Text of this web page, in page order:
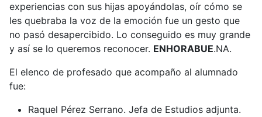
experiencias con sus hijas apoyándolas, oír cómo se
les quebraba la voz de la emoción fue un gesto que
no pasó desapercibido. Lo conseguido es muy grande
y así se lo queremos reconocer. ENHORABUE.NA.
El elenco de profesado que acompaño al alumnado
fue:
Raquel Pérez Serrano. Jefa de Estudios adjunta.